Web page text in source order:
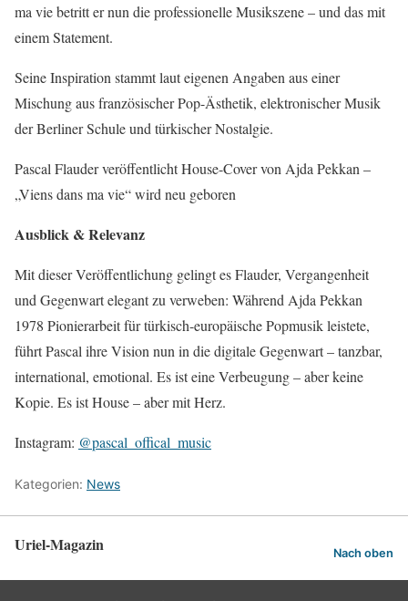
ma vie betritt er nun die professionelle Musikszene – und das mit
einem Statement.
Seine Inspiration stammt laut eigenen Angaben aus einer
Mischung aus französischer Pop-Ästhetik, elektronischer Musik
der Berliner Schule und türkischer Nostalgie.
Pascal Flauder veröffentlicht House-Cover von Ajda Pekkan –
„Viens dans ma vie“ wird neu geboren
Ausblick & Relevanz
Mit dieser Veröffentlichung gelingt es Flauder, Vergangenheit
und Gegenwart elegant zu verweben: Während Ajda Pekkan
1978 Pionierarbeit für türkisch-europäische Popmusik leistete,
führt Pascal ihre Vision nun in die digitale Gegenwart – tanzbar,
international, emotional. Es ist eine Verbeugung – aber keine
Kopie. Es ist House – aber mit Herz.
Instagram: @pascal_offical_music
Kategorien: News
Uriel-Magazin Nach oben